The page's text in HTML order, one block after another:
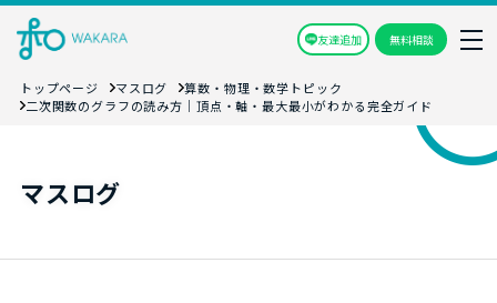
友達追加 無料相談
トップページ マスログ
算数・物理・数学トピック
二次関数のグラフの読み方｜頂点・軸・最大最小がわかる完全ガイド
マスログ